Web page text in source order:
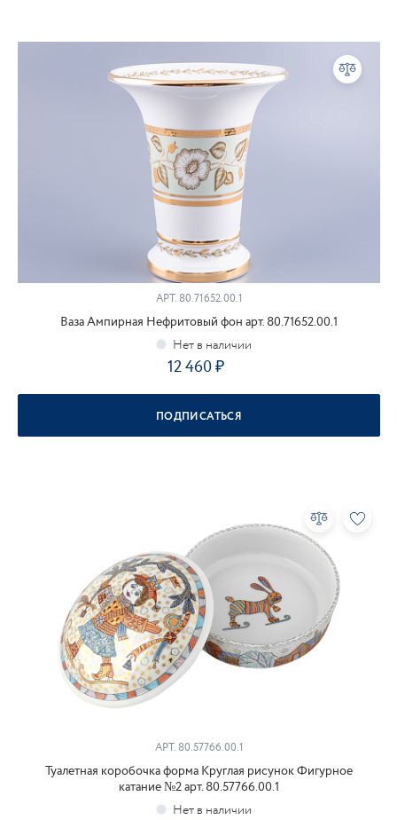
АРТ.80.71652.00.1
Ваза Ампирная Нефритовый фон арт. 80.71652.00.1
12 460
ПОДПИСАТЬСЯ
АРТ.80.57766.00.1
Туалетная коробочка форма Круглая рисунок Фигурное
катание №2 арт. 80.57766.00.1